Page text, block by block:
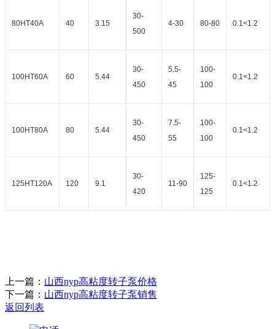
80HT40A 40 3.15
30-
500
4-30 80-80 0.1<1.2
100HT60A 60 5.44
30-
450
5.5-
45
100-
100
0.1<1.2
100HT80A 80 5.44
30-
450
7.5-
55
100-
100
0.1<1.2
125HT120A 120 9.1
30-
420
11-90
125-
125
0.1<1.2
上一篇： 山西nyp高粘度转子泵价格
下一篇： 山西nyp高粘度转子泵销售
返回列表